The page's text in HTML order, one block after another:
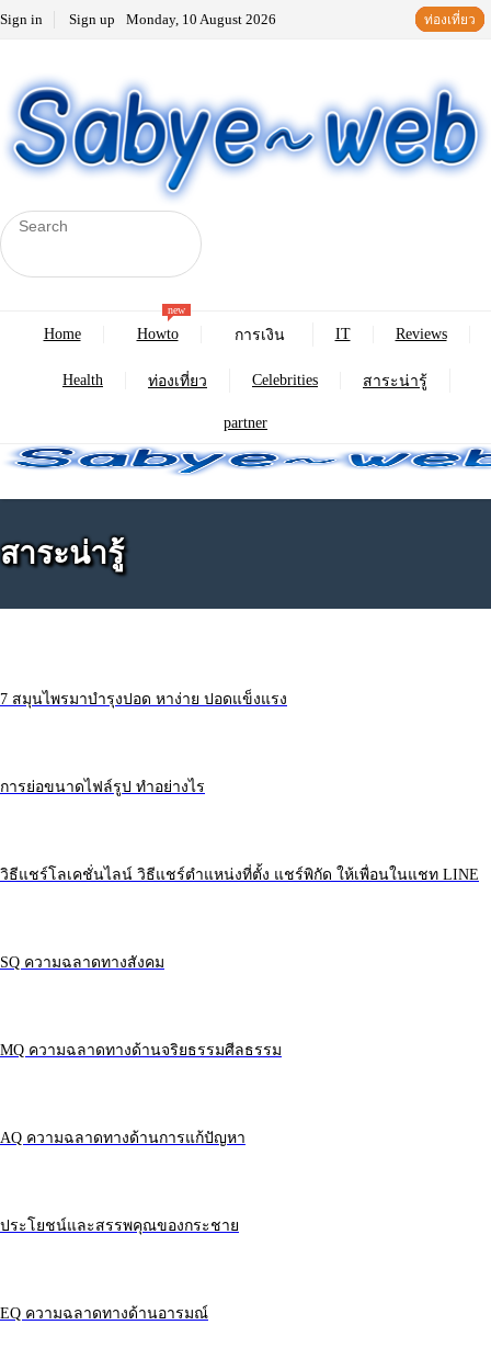
Sign in Sign up Monday, 10 August 2026
Home Howto
new
การเงิน IT Reviews
Health ท่องเที่ยว Celebrities สาระน่ารู้
partner
สาระน่ารู้
7 สมุนไพรมาบำรุงปอด หาง่าย ปอดแข็งแรง
การย่อขนาดไฟล์รูป ทำอย่างไร
วิธีแชร์โลเคชั่นไลน์ วิธีแชร์ตำแหน่งที่ตั้ง แชร์พิกัด ให้เพื่อนในแชท LINE
SQ ความฉลาดทางสังคม
MQ ความฉลาดทางด้านจริยธรรมศีลธรรม
AQ ความฉลาดทางด้านการแก้ปัญหา
ประโยชน์และสรรพคุณของกระชาย
EQ ความฉลาดทางด้านอารมณ์
สาระน่ารู้
ท่องเที่ยว
สาระน่ารู้
ท่องเที่ยว